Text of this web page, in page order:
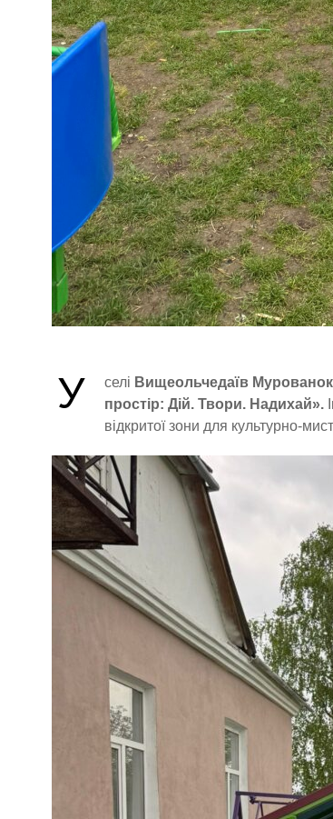
У селі Вищеольчедаїв
простір: Дій. Твори. Надихай».
відкритої зони для культурно-